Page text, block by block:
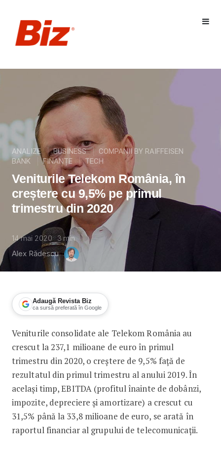
ANALIZE BUSINESS
COMPANII BY RAIFFEISEN
BANK
FINANȚE TECH
Veniturile Telekom România, în
creștere cu 9,5% pe primul
trimestru din 2020
14 mai 2020 3 min
Alex Rădescu
Adaugă Revista Biz
ca sursă preferată în Google
Veniturile Telekom România, în
Veniturile consolidate ale Telekom România au
crescut la 237,1 milioane de euro în primul
trimestru din 2020, o creștere de 9,5% față de
rezultatul din primul trimestru al anului 2019. În
același timp, EBITDA (profitul înainte de dobânzi,
impozite, depreciere și amortizare) a crescut cu
31,5% până la 33,8 milioane de euro, se arată în
raportul financiar al grupului de telecomunicații.